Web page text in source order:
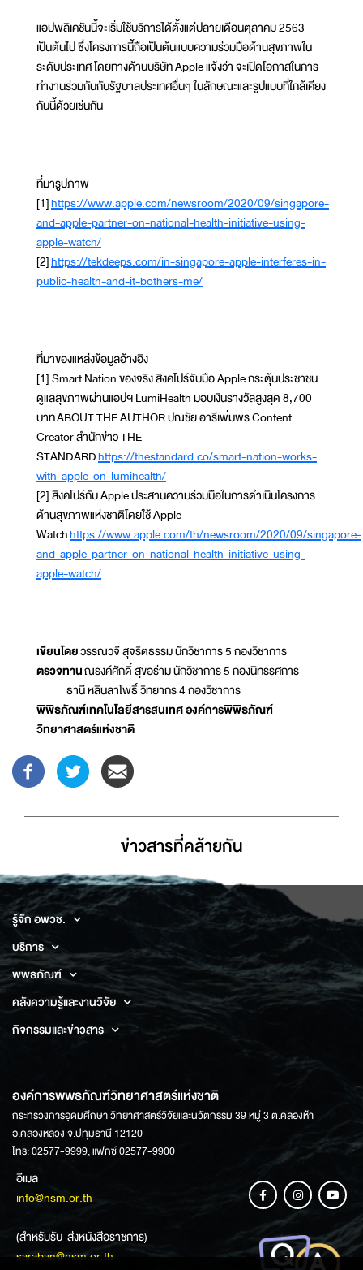
แอปพลิเคชันนี้จะเริ่มใช้บริการได้ตั้งแต่ปลายเดือนตุลาคม 2563
เป็นต้นไป ซึ่งโครงการนี้ถือเป็นต้นแบบความร่วมมือด้านสุขภาพใน
ระดับประเทศ โดยทางด้านบริษัท Apple แจ้งว่า จะเปิดโอกาสในการ
ทำงานร่วมกันกับรัฐบาลประเทศอื่นๆ ในลักษณะและรูปแบบที่ใกล้เคียง
กันนี้ด้วยเช่นกัน
ที่มารูปภาพ
[1]https://www.apple.com/newsroom/2020/09/singapore-
and-apple-partner-on-national-health-initiative-using-
apple-watch/
[2]https://tekdeeps.com/in-singapore-apple-interferes-in-
public-health-and-it-bothers-me/
ที่มาของแหล่งข้อมูลอ้างอิง
[1] Smart Nation ของจริง สิงคโปร์จับมือ Apple กระตุ้นประชาชน
ดูแลสุขภาพผ่านแอปฯ LumiHealth มอบเงินรางวัลสูงสุด 8,700
บาท ABOUT THE AUTHOR ปณชัย อารีเพิ่มพร Content
Creator สำนักข่าว THE
STANDARDhttps://thestandard.co/smart-nation-works-
with-apple-on-lumihealth/
[2] สิงคโปร์กับ Apple ประสานความร่วมมือในการดำเนินโครงการ
ด้านสุขภาพแห่งชาติโดยใช้ Apple
Watchhttps://www.apple.com/th/newsroom/2020/09/singapore-
and-apple-partner-on-national-health-initiative-using-
apple-watch/
เขียนโดยวรรณวจี สุจริตธรรม นักวิชาการ 5 กองวิชาการ
ตรวจทานณรงค์ศักดิ์ สุขอร่าม นักวิชาการ 5 กองนิทรรศการ
ธานี หลินลาโพธิ์ วิทยากร 4 กองวิชาการ
พิพิธภัณฑ์เทคโนโลยีสารสนเทศ องค์การพิพิธภัณฑ์
วิทยาศาสตร์แห่งชาติ
ข่าวสารที่่คล้ายกัน
รู้จัก อพวช.
บริการ
พิพิธภัณฑ์
คลังความรู้และงานวิจัย
กิจกรรมและข่าวสาร
องค์การพิพิธภัณฑ์วิทยาศาสตร์แห่งชาติ
กระทรวงการอุดมศึกษา วิทยาศาสตร์วิจัยและนวัตกรรม 39 หมู่ 3 ต.คลองห้า
อ.คลองหลวง จ.ปทุมธานี 12120
โทร: 02577-9999, แฟกซ์ 02577-9900
อีเมล
info@nsm.or.th
(สำหรับรับ-ส่งหนังสือราชการ)
saraban@nsm.or.th